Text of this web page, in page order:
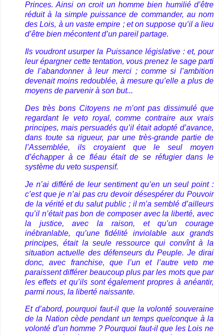
Princes. Ainsi on croit un homme bien humilié d’être
réduit à la simple puissance de commander, au nom
des Lois, à un vaste empire ; et on suppose qu’il a lieu
d’être bien mécontent d’un pareil partage.
Ils voudront usurper la Puissance législative : et, pour
leur épargner cette tentation, vous prenez le sage parti
de l’abandonner à leur merci ; comme si l’ambition
devenait moins redoublée, à mesure qu’elle a plus de
moyens de parvenir à son but...
Des très bons Citoyens ne m’ont pas dissimulé que
regardant le veto royal, comme contraire aux vrais
principes, mais persuadés qu’il était adopté d’avance,
dans toute sa rigueur, par une très-grande partie de
l’Assemblée, ils croyaient que le seul moyen
d’échapper à ce fléau était de se réfugier dans le
système du veto suspensif.
Je n’ai différé de leur sentiment qu’en un seul point :
c’est que je n’ai pas cru devoir désespérer du Pouvoir
de la vérité et du salut public ; il m’a semblé d’ailleurs
qu’il n’était pas bon de composer avec la liberté, avec
la justice, avec la raison, et qu’un courage
inébranlable, qu’une fidélité inviolable aux grands
principes, était la seule ressource qui convînt à la
situation actuelle des défenseurs du Peuple. Je dirai
donc, avec franchise, que l’un et l’autre veto me
paraissent différer beaucoup plus par les mots que par
les effets et qu’ils sont également propres à anéantir,
parmi nous, la liberté naissante.
Et d’abord, pourquoi faut-il que la volonté souveraine
de la Nation cède pendant un temps quelconque à la
volonté d’un homme ? Pourquoi faut-il que les Lois ne